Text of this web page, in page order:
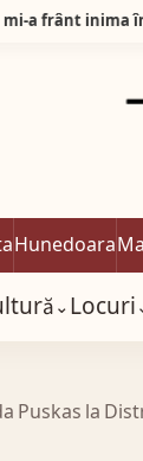
Hunedoara
⌄Locuri
Puskas la